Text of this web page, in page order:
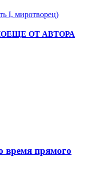
I, миротворец)
ЕЩЕ ОТ АВТОРА
время прямого